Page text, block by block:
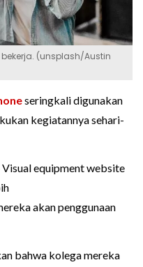
(unsplash/Austin
seringkali digunakan
kegiatannya sehari-
equipment website
akan penggunaan
bahwa kolega mereka